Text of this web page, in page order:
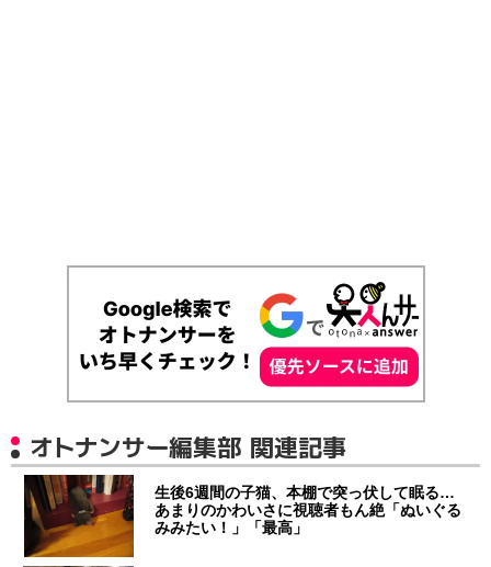
オトナンサー編集部 関連記事
生後6週間の子猫、本棚で突っ伏して眠る…
あまりのかわいさに視聴者もん絶「ぬいぐる
みみたい！」「最高」